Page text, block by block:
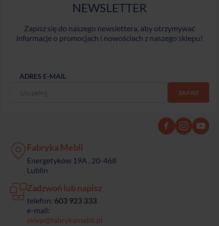
NEWSLETTER
Zapisz się do naszego newslettera, aby otrzymywać
informacje o promocjach i nowościach z naszego sklepu!
ADRES E-MAIL
Fabryka Mebli
Energetyków 19A , 20-468
Lublin
Zadzwoń lub napisz
telefon: 603 923 333
e-mail:
sklep@fabrykamebli.pl